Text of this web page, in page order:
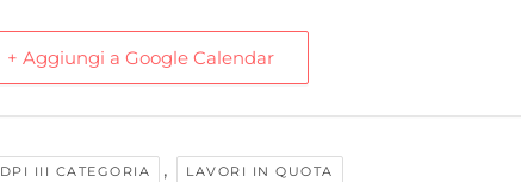
+ Aggiungi a Google Calendar
DPI III CATEGORIA , LAVORI IN QUOTA